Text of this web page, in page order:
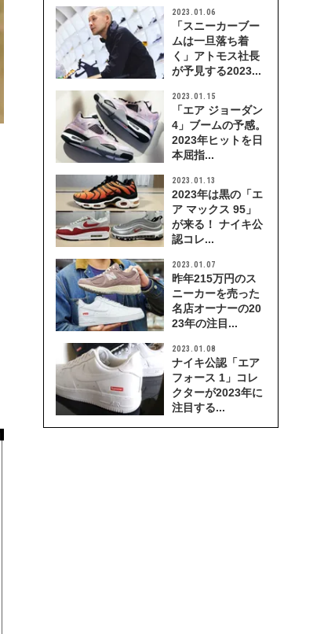
2023.01.06
「スニーカーブー
ムは一旦落ち着
く」アトモス社長
が予見する2023...
2023.01.15
「エア ジョーダン
4」ブームの予感。
2023年ヒットを日
本屈指...
2023.01.13
2023年は黒の「エ
ア マックス 95」
が来る！ ナイキ公
認コレ...
2023.01.07
昨年215万円のス
ニーカーを売った
名店オーナーの20
23年の注目...
2023.01.08
ナイキ公認「エア
フォース 1」コレ
クターが2023年に
注目する...